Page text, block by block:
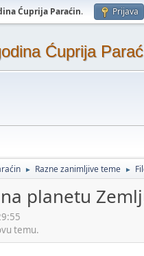
Ćuprija Paraćin. Prijava
Ćuprija
► Razne zanimljive teme ►
planetu
temu.